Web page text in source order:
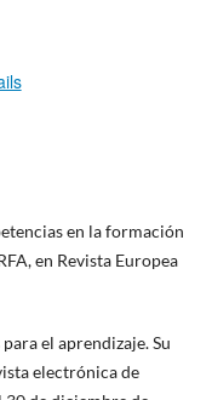
en la formación
en Revista Europea
el aprendizaje. Su
electrónica de